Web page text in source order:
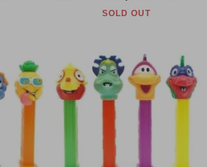
SOLD OUT